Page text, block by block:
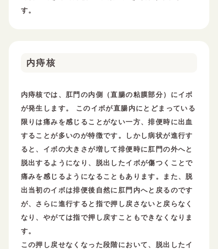
す。
内痔核
内痔核では、肛門の内側（直腸の粘膜部分）にイボ
が発生します。 このイボが直腸内にとどまっている
限りは痛みを感じることがない一方、排便時に出血
することが多いのが特徴です。しかし病状が進行す
ると、イボの大きさが増して排便時に肛門の外へと
脱出するようになり、脱出したイボが傷つくことで
痛みを感じるようになることもあります。また、脱
出当初のイボは排便後自然に肛門内へと戻るのです
が、さらに進行すると指で押し戻さないと戻らなく
なり、やがては指で押し戻すこともできなくなりま
す。
この押し戻せなくなった段階において、脱出したイ